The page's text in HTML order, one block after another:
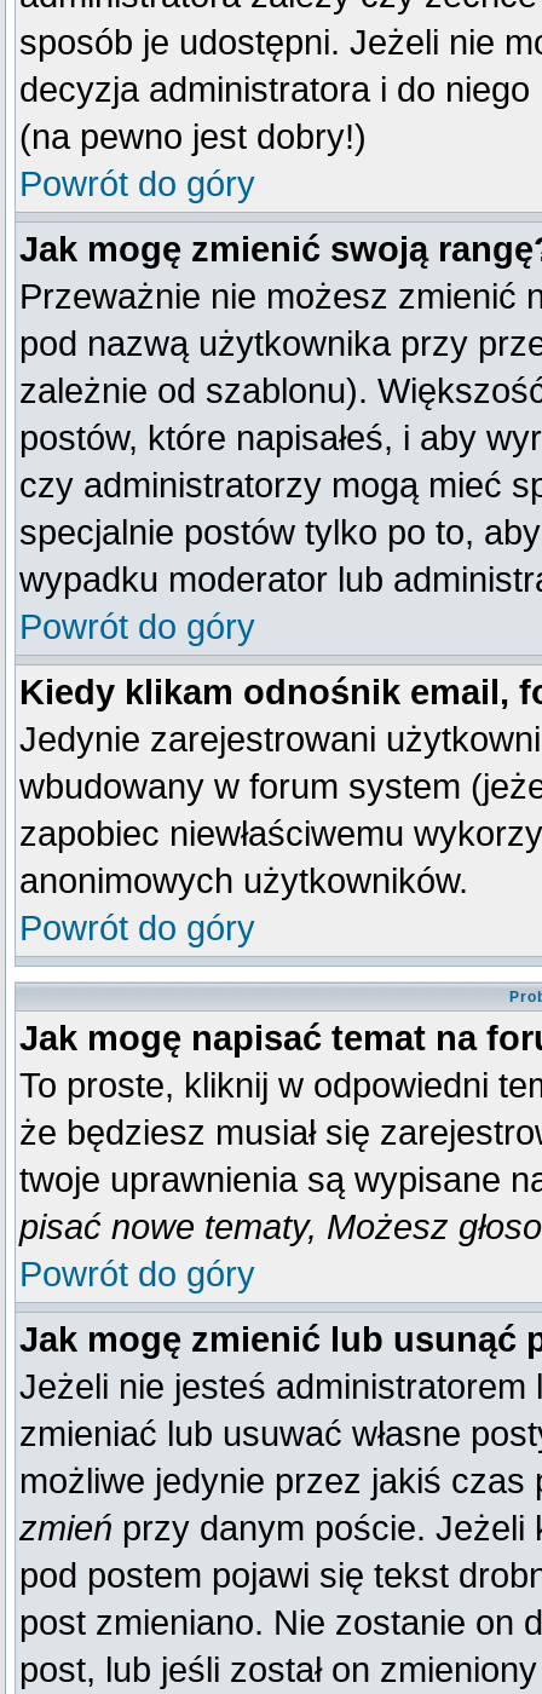
sposób je udostępni. Jeżeli nie
decyzja administratora i do
(na pewno jest dobry!)
Powrót do góry
Jak mogę zmienić swoją
Przeważnie nie możesz zmienić
pod nazwą użytkownika przy
zależnie od szablonu).
postów, które napisałeś, i aby
czy administratorzy mogą mieć
specjalnie postów tylko po to,
wypadku moderator lub
Powrót do góry
Kiedy klikam odnośnik email,
Jedynie zarejestrowani
wbudowany w forum system
zapobiec niewłaściwemu
anonimowych użytkowników.
Powrót do góry
Jak mogę napisać temat na
To proste, kliknij w odpowiedni
że będziesz musiał się
twoje uprawnienia są wypisane
pisać nowe tematy, Możesz
Powrót do góry
Jak mogę zmienić lub usunąć
Jeżeli nie jesteś
zmieniać lub usuwać własne
możliwe jedynie przez jakiś
zmień przy danym poście. Jeżeli
pod postem pojawi się tekst
post zmieniano. Nie zostanie on
post, lub jeśli został on